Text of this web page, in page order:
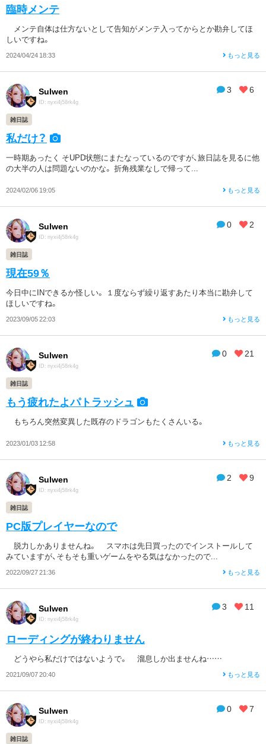
臨時メンテ
メンテ自体は仕方ないとして告知がメンテ入ってからとか勘弁してほ
しいですね。
2024/04/24 18:33 もっと見る
3 6
Sulwen
ID: nyxi4j58rk4g
雑日誌
私だけ？
一時期あったく そUPD状態にまたなっているのですが、旅日誌を見るに他
の大半の人は問題ないのかな。 折角残業なしで帰って...
2024/02/06 19:05 もっと見る
0 2
Sulwen
ID: nyxi4j58rk4g
雑日誌
現在59％
今日中にINできるか怪しい。 １度ならず繰り返すあたり本当に勘弁して
ほしいですね。
2023/09/05 22:03 もっと見る
0 21
Sulwen
ID: nyxi4j58rk4g
雑日誌
もう疲れたよパトラッシュ
もちろん突然変異した既存のドラゴンもたくさんいる。
2023/01/03 12:58 もっと見る
2 9
Sulwen
ID: nyxi4j58rk4g
雑日誌
PC版プレイヤーなので
脱力しかありませんね。 スマホは先日買ったのでインストールして
みていますが、そもそも重いゲームをやる気はなかったので...
2022/09/27 21:36 もっと見る
3 11
Sulwen
ID: nyxi4j58rk4g
ローディングが終わりません
どうやら私だけではないようで。 溜息しか出ませんね……
2021/09/07 20:40 もっと見る
0 7
Sulwen
ID: nyxi4j58rk4g
雑日誌